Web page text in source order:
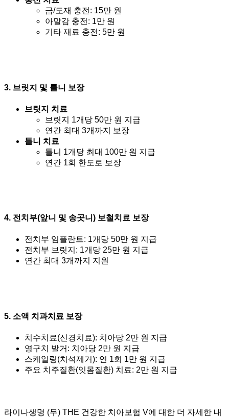
금/도재 충전: 15만 원
아말감 충전: 1만 원
기타 재료 충전: 5만 원
3. 브릿지 및 틀니 보장
브릿지 치료
브릿지 1개당 50만 원 지급
연간 최대 3개까지 보장
틀니 치료
틀니 1개당 최대 100만 원 지급
연간 1회 한도로 보장
4. 전치부(앞니 및 송곳니) 보철치료 보장
전치부 임플란트: 1개당 50만 원 지급
전치부 브릿지: 1개당 25만 원 지급
연간 최대 3개까지 지원
5. 소액 치과치료 보장
치수치료(신경치료): 치아당 2만 원 지급
영구치 발거: 치아당 2만 원 지급
스케일링(치석제거): 연 1회 1만 원 지급
주요 치주질환(잇몸질환) 치료: 2만 원 지급
라이나생명 (무) THE 건강한 치아보험 V에 대한 더 자세한 내